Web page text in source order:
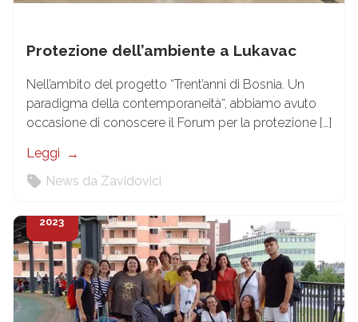
Protezione dell’ambiente a Lukavac
Nell’ambito del progetto “Trent’anni di Bosnia. Un
paradigma della contemporaneità“, abbiamo avuto
occasione di conoscere il Forum per la protezione […]
Leggi
News da Zavidovici
2023